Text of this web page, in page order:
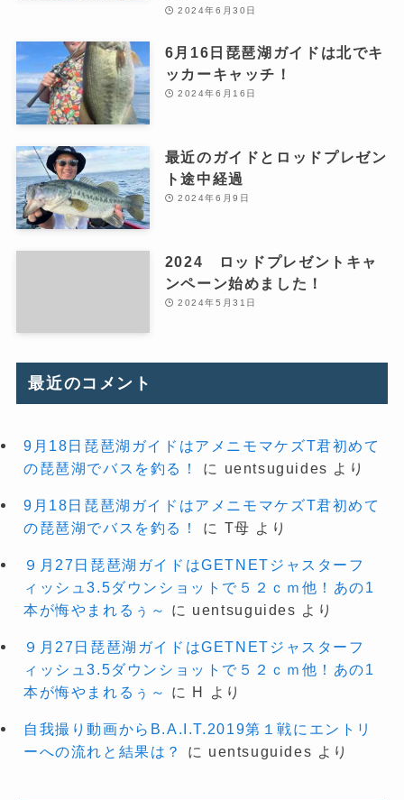
2024年6月30日
6月16日琵琶湖ガイドは北でキ
ッカーキャッチ！
2024年6月16日
最近のガイドとロッドプレゼン
ト途中経過
2024年6月9日
2024 ロッドプレゼントキャ
ンペーン始めました！
2024年5月31日
最近のコメント
9月18日琵琶湖ガイドはアメニモマケズT君初めて
の琵琶湖でバスを釣る！
に uentsuguides より
9月18日琵琶湖ガイドはアメニモマケズT君初めて
の琵琶湖でバスを釣る！
に T母 より
９月27日琵琶湖ガイドはGETNETジャスターフ
ィッシュ3.5ダウンショットで５２ｃｍ他！あの1
本が悔やまれるぅ～
に uentsuguides より
９月27日琵琶湖ガイドはGETNETジャスターフ
ィッシュ3.5ダウンショットで５２ｃｍ他！あの1
本が悔やまれるぅ～
に H より
自我撮り動画からB.A.I.T.2019第１戦にエントリ
ーへの流れと結果は？
に uentsuguides より